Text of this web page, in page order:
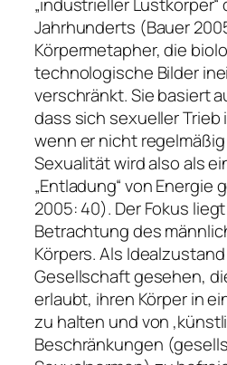
Jahrhunderts (Bauer
Körpermetapher, die
technologische Bilder
verschränkt. Sie basiert
dass sich sexueller Trieb
wenn er nicht regelmäßig
Sexualität wird also als
„Entladung“ von Energie
2005: 40). Der Fokus
Betrachtung des
Körpers. Als
Gesellschaft gesehen,
erlaubt, ihren Körper in
zu halten und von
Beschränkungen